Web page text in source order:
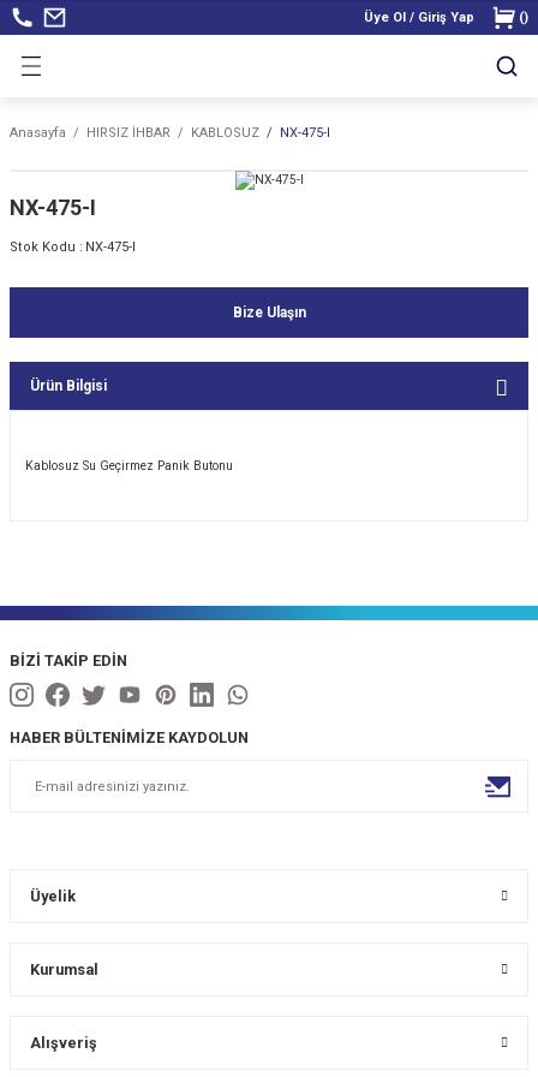
Üye Ol / Giriş Yap ()
Anasayfa HIRSIZ İHBAR KABLOSUZ NX-475-I
NX-475-I
Stok Kodu : NX-475-I
Bize Ulaşın
Ürün Bilgisi
Kablosuz Su Geçirmez Panik Butonu
BİZİ TAKİP EDİN
HABER BÜLTENİMİZE KAYDOLUN
Üyelik
Kurumsal
Alışveriş